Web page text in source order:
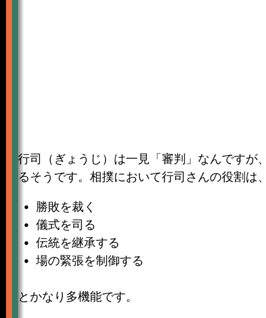
行司（ぎょうじ）は一見「審判」なんですが
るそうです。相撲において行司さんの役割は、
勝敗を裁く
儀式を司る
伝統を継承する
場の緊張を制御する
とかなり多機能です。